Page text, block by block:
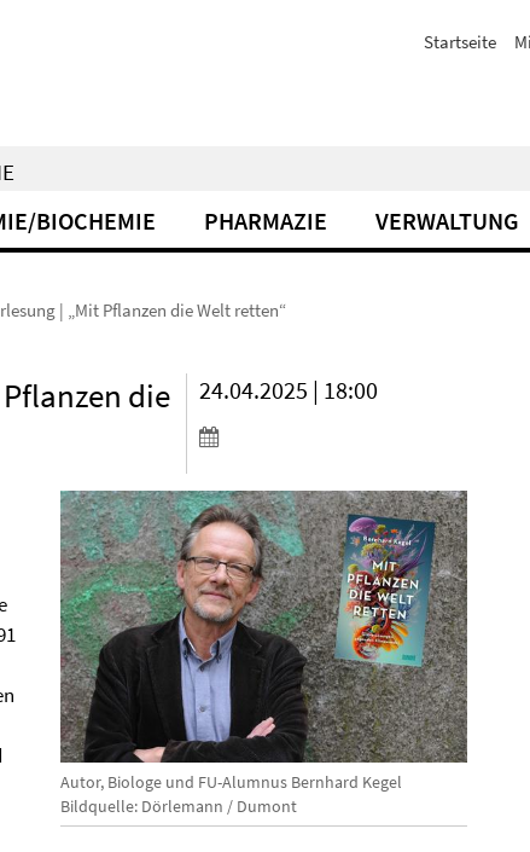
Startseite
BIOCHEMIE PHARMAZIE VERWALTUNG
| „Mit Pflanzen die Welt retten“
die
24.04.2025 | 18:00
Autor, Biologe und FU-Alumnus Bernhard Kegel
Bildquelle: Dörlemann / Dumont